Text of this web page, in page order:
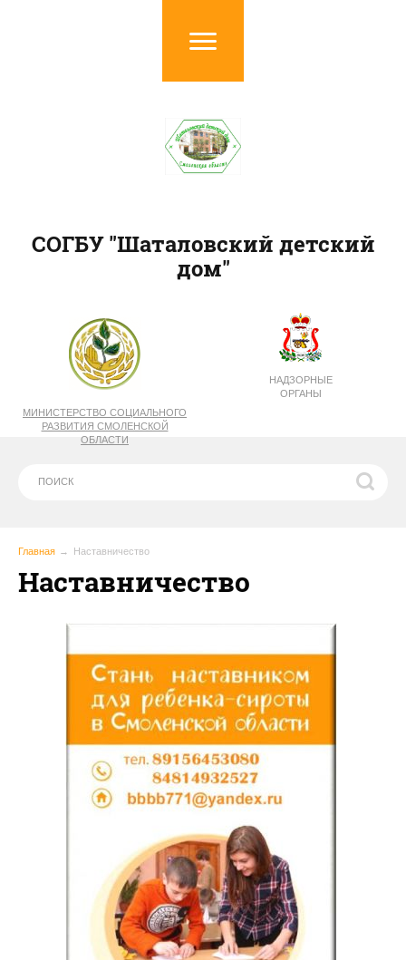
МИНИСТЕРСТВО СОЦИАЛЬНОГО
РАЗВИТИЯ СМОЛЕНСКОЙ
ОБЛАСТИ
НАДЗОРНЫЕ
ОРГАНЫ
СОГБУ "Шаталовский детский
дом"
Главная Наставничество
Наставничество